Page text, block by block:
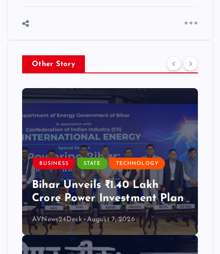
Other Story
BUSINESS STATE TECHNOLOGY
Bihar Unveils ₹1.40 Lakh
Crore Power Investment Plan
AVNews24Desk August 7, 2026